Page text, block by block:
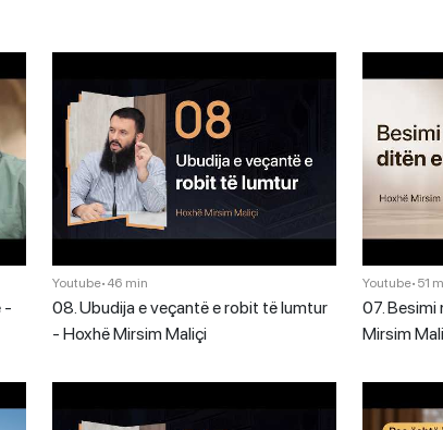
-
Youtube• 46 min
08. Ubudija e veçantë e robit të lumtur
- Hoxhë Mirsim Maliçi
Youtube• 51
07. Besimi
Mirsim